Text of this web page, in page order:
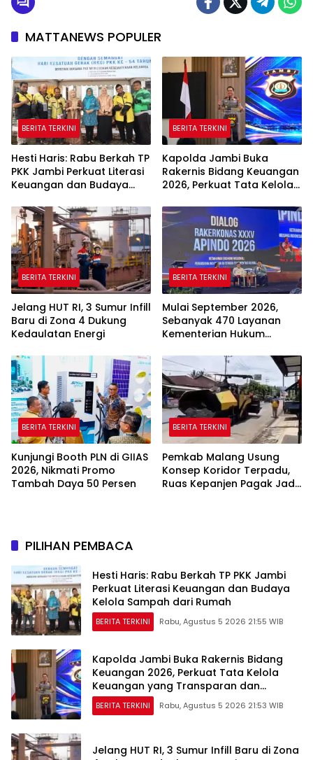
MATTANEWS POPULER
BERITA TERKINI
Hesti Haris: Rabu Berkah TP
PKK Jambi Perkuat Literasi
Keuangan dan Budaya
BERITA TERKINI
Kapolda Jambi Buka
Rakernis Bidang Keuangan
2026, Perkuat Tata Kelola
Transparan dan Akuntabel
BERITA TERKINI
Jelang HUT RI, 3 Sumur Infill
Baru di Zona 4 Dukung
Kedaulatan Energi
BERITA TERKINI
Mulai September 2026,
Sebanyak 470 Layanan
Kementerian Hukum
Sistem Digital
BERITA TERKINI
Kunjungi Booth PLN di GIIAS
2026, Nikmati Promo
Tambah Daya 50 Persen
BERITA TERKINI
Pemkab Malang Usung
Konsep Koridor Terpadu,
Ruas Kepanjen Pagak Jadi
PILIHAN PEMBACA
Hesti Haris: Rabu Berkah TP PKK Jambi
Perkuat Literasi Keuangan dan Budaya
Kelola Sampah dari Rumah
BERITA TERKINI Rabu, Agustus 5 2026 21:55 WIB
Kapolda Jambi Buka Rakernis Bidang
Keuangan 2026, Perkuat Tata Kelola
Keuangan yang Transparan dan
Akuntabel
BERITA TERKINI Rabu, Agustus 5 2026 21:53 WIB
Jelang HUT RI, 3 Sumur Infill Baru di Zona